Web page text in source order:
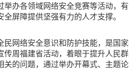
举办各领域网络安全竞赛等活动，
屏障提供坚强有力的人才支撑。
网络安全意识和防护技能，是国
传周福建省活动，着眼于提升人民
关的问题，通过举办开幕式、主题